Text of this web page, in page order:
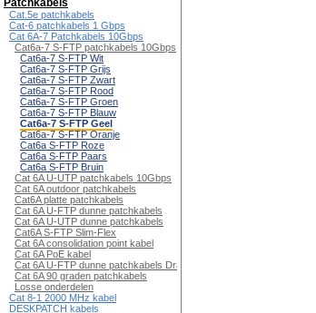
Patchkabels
Cat.5e patchkabels
Cat-6 patchkabels 1 Gbps
Cat 6A-7 Patchkabels 10Gbps
Cat6a-7 S-FTP patchkabels 10Gbps
Cat6a-7 S-FTP Wit
Cat6a-7 S-FTP Grijs
Cat6a-7 S-FTP Zwart
Cat6a-7 S-FTP Rood
Cat6a-7 S-FTP Groen
Cat6a-7 S-FTP Blauw
Cat6a-7 S-FTP Geel
Cat6a-7 S-FTP Oranje
Cat6a S-FTP Roze
Cat6a S-FTP Paars
Cat6a S-FTP Bruin
Cat 6A U-UTP patchkabels 10Gbps
Cat 6A outdoor patchkabels
Cat6A platte patchkabels
Cat 6A U-FTP dunne patchkabels
Cat 6A U-UTP dunne patchkabels
Cat6A S-FTP Slim-Flex
Cat 6A consolidation point kabel
Cat 6A PoE kabel
Cat 6A U-FTP dunne patchkabels Draaibaar
Cat 6A 90 graden patchkabels
Losse onderdelen
Cat 8-1 2000 MHz kabel
DESKPATCH kabels